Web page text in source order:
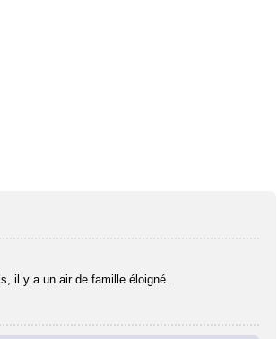
il y a un air de famille éloigné.